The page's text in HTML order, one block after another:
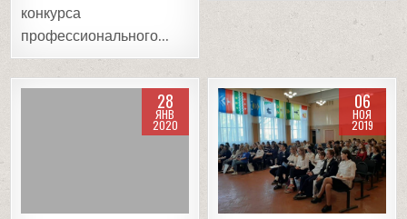
конкурса
профессионального…
28
ЯНВ
2020
06
НОЯ
2019
Posted
in